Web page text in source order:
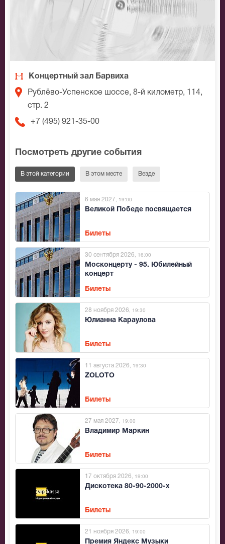
Концертный зал Барвиха
Рублёво-Успенское шоссе, 8-й километр, 114,
стр. 2
+7 (495) 921-35-00
Посмотреть другие события
В этой категории В этом месте Везде
Великой Победе посвящается
6 мая 2027 , 19:00
Билеты
Москонцерту - 95. Юбилейный
концерт
30 сентября 2026 , 16:00
Билеты
Юлианна Караулова
28 ноября 2026 , 19:30
Билеты
ZOLOTO
11 августа 2026 , 19:30
Билеты
Владимир Маркин
27 мая 2027 , 19:00
Билеты
Дискотека 80-90-2000-х
17 октября 2026 , 19:00
Билеты
Премия Яндекс Музыки
21 ноября 2026 , 19:00